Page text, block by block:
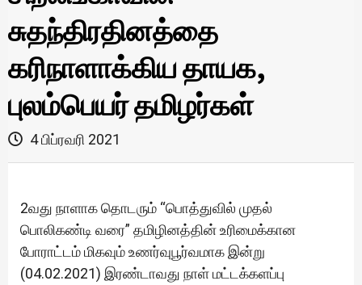
சுதந்திரதினத்தை
கரிநாளாக்கிய தாயக,
புலம்பெயர் தமிழர்கள்
4 பிப்ரவரி 2021
2வது நாளாக தொடரும் “பொத்துவில் முதல்
பொலிகண்டி வரை” தமிழினத்தின் உரிமைக்கான
போராட்டம் மிகவும் உணர்வுபூர்வமாக இன்று
(04.02.2021) இரண்டாவது நாள் மட்டக்களப்பு